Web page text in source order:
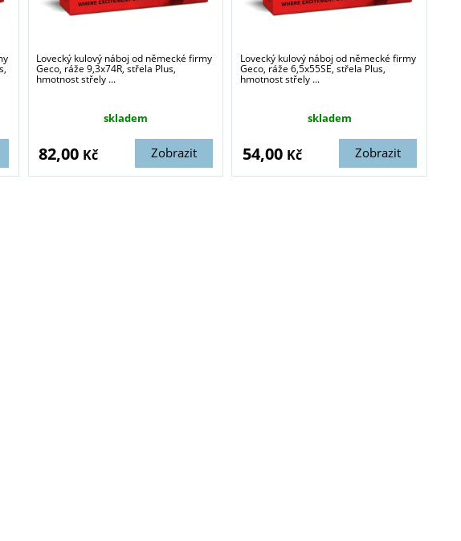
Lovecký kulový náboj od německé firmy
Geco, ráže 9,3x74R, střela Plus,
hmotnost střely ...
skladem
Zobrazit
82,00 Kč
Lovecký kulový náboj od německé firmy
Geco, ráže 6,5x55SE, střela Plus,
hmotnost střely ...
skladem
Zobrazit
54,00 Kč